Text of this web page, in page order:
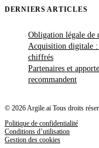
DERNIERS ARTICLES
Obligation légale de
Acquisition digitale :
chiffrés
Partenaires et
recommandent
© 2026 Argile.ai Tous droits
Politique de confidentialité
Conditions d’utilisation
Gestion des cookies